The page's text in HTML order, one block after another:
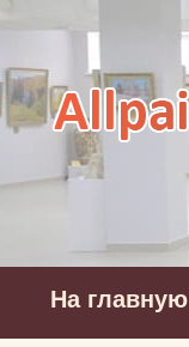
На главную